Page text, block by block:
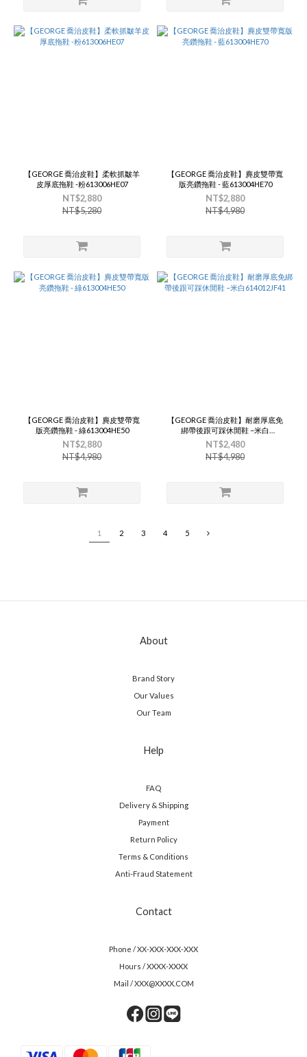
【GEORGE 喬治皮鞋】柔軟抓皺羊
皮厚底拖鞋 -粉613006HE07
NT$2,880
NT$5,280
【GEORGE 喬治皮鞋】麂皮雙帶寬
版亮鑽拖鞋 - 藍613004HE70
NT$2,880
NT$4,980
【GEORGE 喬治皮鞋】麂皮雙帶寬
版亮鑽拖鞋 - 綠613004HE50
NT$2,880
NT$4,980
【GEORGE 喬治皮鞋】耐磨厚底免
綁帶後跟可踩休閒鞋 –米白
614012JF41
NT$2,480
NT$4,980
1 2 3 4 5
About
Brand Story
Our Values
Our Team
Help
FAQ
Delivery & Shipping
Payment
Return Policy
Terms & Conditions
Anti-Fraud Statement
Contact
Phone / XX-XXX-XXX-XXX
Hours / XXXX-XXXX
Mail / XXX@XXXX.COM